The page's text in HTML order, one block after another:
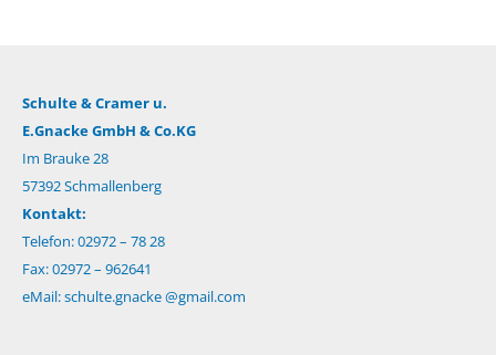
Schulte & Cramer u.
E.Gnacke GmbH & Co.KG
Im Brauke 28
57392 Schmallenberg
Kontakt:
Telefon: 02972 – 78 28
Fax: 02972 – 962641
eMail:schulte.gnacke @gmail.com